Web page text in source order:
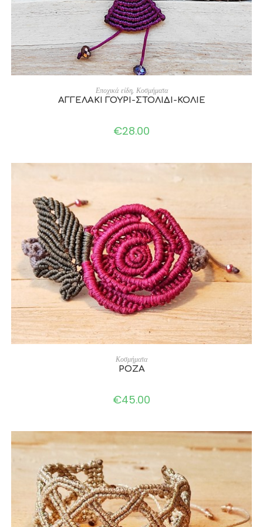
ADD TO CART
Εποχικά είδη, Κοσμήματα
ΑΓΓΕΛΑΚΙ ΓΟΥΡΙ-ΣΤΟΛΙΔΙ-ΚΟΛΙΕ
€28.00
SELECT OPTIONS
Κοσμήματα
ΡΟΖΑ
€45.00